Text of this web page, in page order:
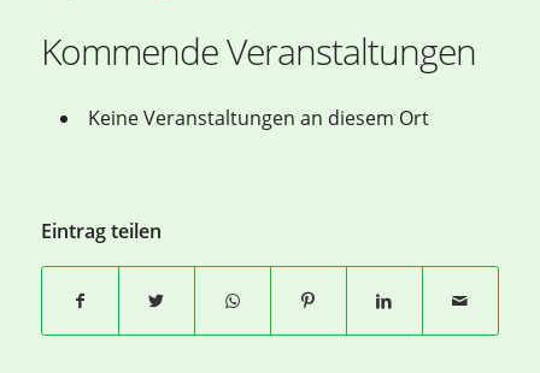
Kommende Veranstaltungen
Keine Veranstaltungen an diesem Ort
Eintrag teilen